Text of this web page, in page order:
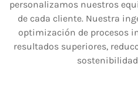
personalizamos nuestros
de cada cliente. Nuestra
optimización de procesos
resultados superiores,